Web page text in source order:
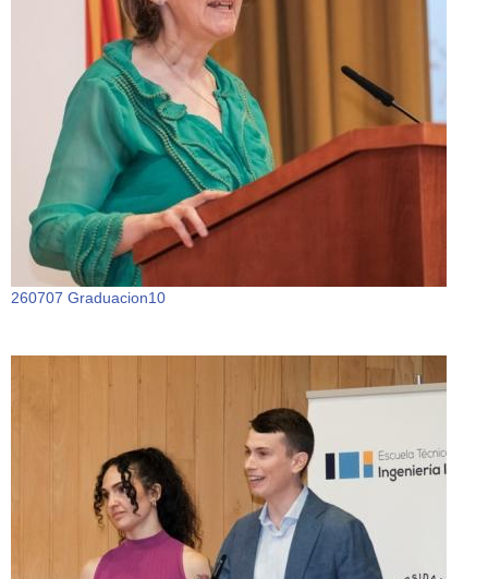
260707 Graduacion10